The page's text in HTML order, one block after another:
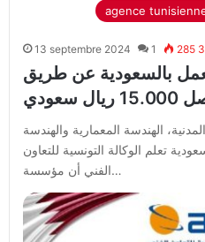
agence
13 septembre 2024 1 285
بالسعودية عن طريق
الهندسة المعمارية والهندسة
تعلم الوكالة التونسية للتعاون
الفني أن مؤسسة…